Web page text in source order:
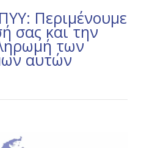
Περιμένουμε
σας και την
των
αυτών